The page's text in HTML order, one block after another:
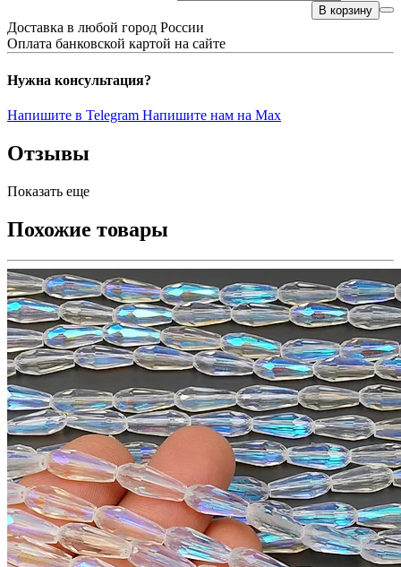
В корзину
Доставка в любой город России
Оплата банковской картой на сайте
Нужна консультация?
Напишите в Telegram Напишите нам на Max
Отзывы
Показать еще
Похожие товары